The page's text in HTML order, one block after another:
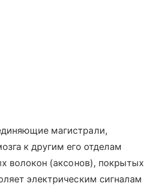
магистрали,
к другим его отделам
волокон (аксонов), покрытых
электрическим сигналам